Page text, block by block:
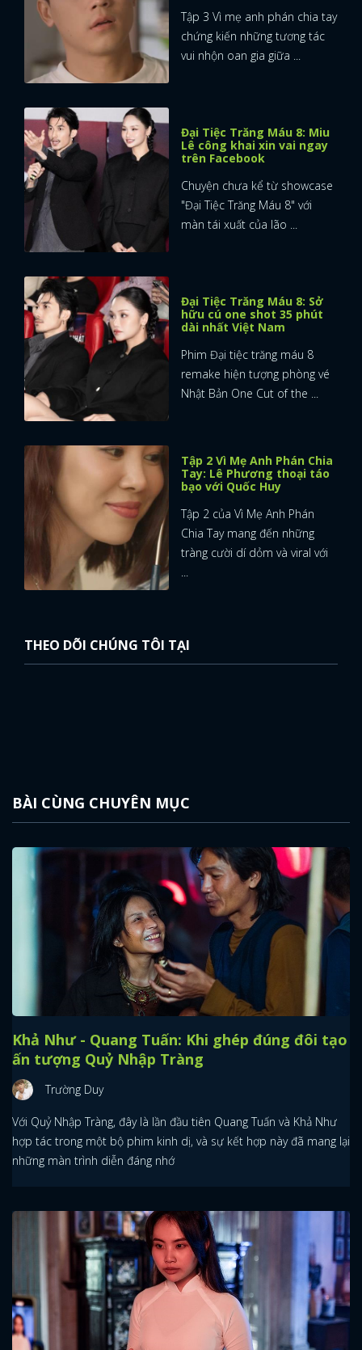
Tập 3 Vì mẹ anh phán chia tay
chứng kiến những tương tác
vui nhộn oan gia giữa ...
Đại Tiệc Trăng Máu 8: Miu
Lê công khai xin vai ngay
trên Facebook
Chuyện chưa kể từ showcase
"Đại Tiệc Trăng Máu 8" với
màn tái xuất của lão ...
Đại Tiệc Trăng Máu 8: Sở
hữu cú one shot 35 phút
dài nhất Việt Nam
Phim Đại tiệc trăng máu 8
remake hiện tượng phòng vé
Nhật Bản One Cut of the ...
Tập 2 Vì Mẹ Anh Phán Chia
Tay: Lê Phương thoại táo
bạo với Quốc Huy
Tập 2 của Vì Mẹ Anh Phán
Chia Tay mang đến những
tràng cười dí dỏm và viral với
...
THEO DÕI CHÚNG TÔI TẠI
BÀI CÙNG CHUYÊN MỤC
Khả Như - Quang Tuấn: Khi ghép đúng đôi tạo
ấn tượng Quỷ Nhập Tràng
Trường Duy
Với Quỷ Nhập Tràng, đây là lần đầu tiên Quang Tuấn và Khả Như
hợp tác trong một bộ phim kinh dị, và sự kết hợp này đã mang lại
những màn trình diễn đáng nhớ